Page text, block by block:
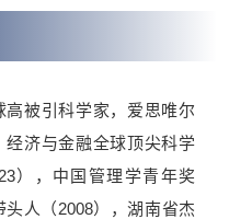
被引科学家，爱思唯尔
济与金融全球顶尖科学
），中国管理学青年奖
头人（2008），湖南省杰